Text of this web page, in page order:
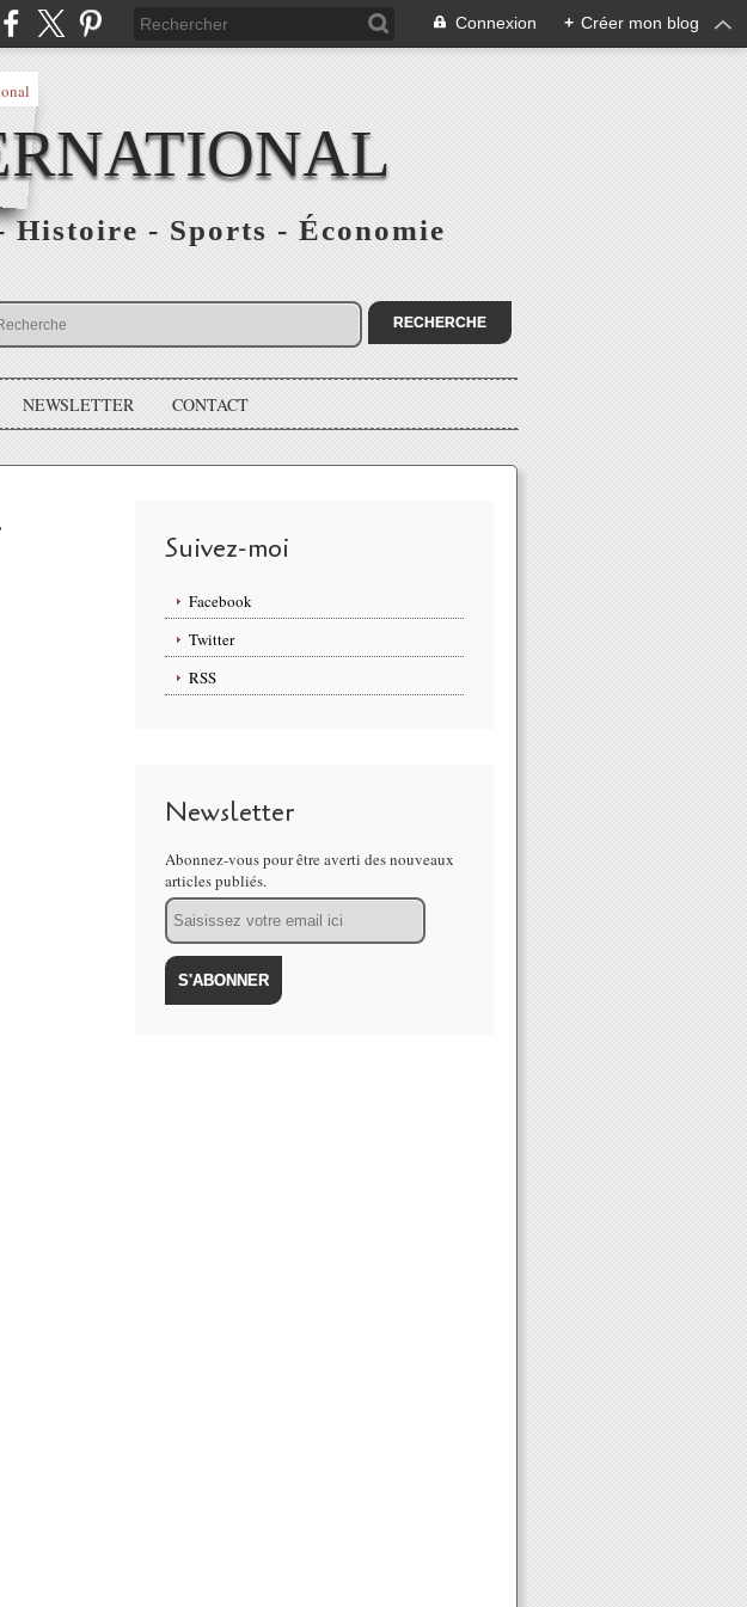
Connexion + Créer mon blog
- Sports - Économie
NEWSLETTER CONTACT
Suivez-moi
Facebook
Twitter
RSS
Newsletter
Abonnez-vous pour être averti des nouveaux
articles publiés.
Email